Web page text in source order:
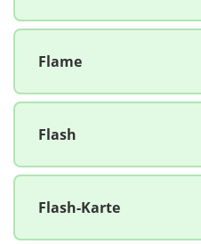
Flame
Flash
Flash-Karte